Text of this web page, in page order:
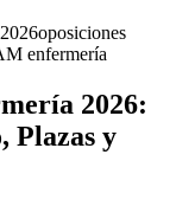
oposiciones
enfermería
2026:
Plazas y